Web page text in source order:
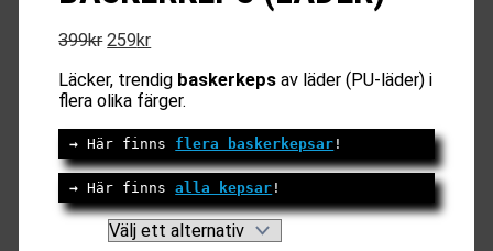
399krDet
priset
var:
259krDet
priset
är:
Läcker, trendig baskerkeps av läder (PU-läder) i
flera olika färger.
→ Här finns flera baskerkepsar !
→ Här finns alla kepsar !